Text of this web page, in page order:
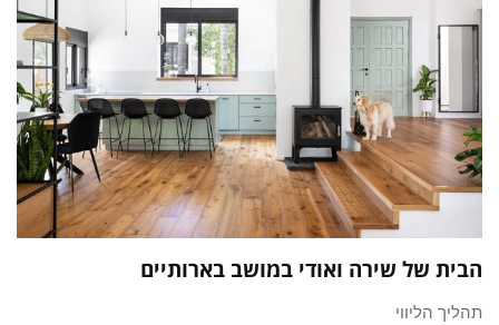
הבית של שירה ואודי במושב בארותיים
תהליך הליווי